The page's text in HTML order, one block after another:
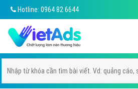
Hotline: 0964 82 6644